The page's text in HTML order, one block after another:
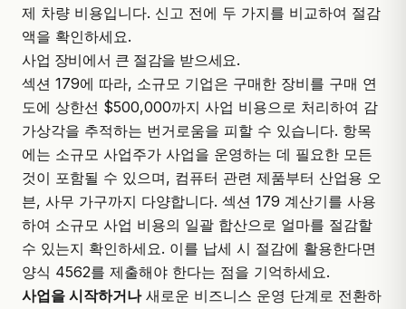
제 차량 비용입니다. 신고 전에 두 가지를 비교하여 절감
액을 확인하세요.
사업 장비에서 큰 절감을 받으세요.
섹션 179에 따라, 소규모 기업은 구매한 장비를 구매 연
도에 상한선 $500,000까지 사업 비용으로 처리하여 감
가상각을 추적하는 번거로움을 피할 수 있습니다. 항목
에는 소규모 사업주가 사업을 운영하는 데 필요한 모든
것이 포함될 수 있으며, 컴퓨터 관련 제품부터 산업용 오
븐, 사무 가구까지 다양합니다. 섹션 179 계산기를 사용
하여 소규모 사업 비용의 일괄 합산으로 얼마를 절감할
수 있는지 확인하세요. 이를 납세 시 절감에 활용한다면
양식 4562를 제출해야 한다는 점을 기억하세요.
사업을 시작하거나새로운 비즈니스 운영 단계로 전환하